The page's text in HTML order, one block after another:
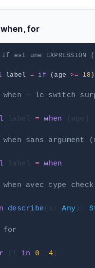
for
est une EXPRESSION
label = if (age >= 18 )
— le switch
label = when (age)
sans
label = when
avec type
describe (x: Any ):
(i in 0 .. 4